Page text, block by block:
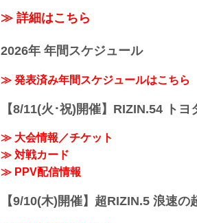
≫ 詳細はこちら
2026年 年間スケジュール
≫ 発表済み年間スケジュールはこちら
【8/11(火･祝)開催】RIZIN.54 ト
≫ 大会情報／チケット
≫ 対戦カード
≫ PPV配信情報
【9/10(木)開催】超RIZIN.5 浪速の